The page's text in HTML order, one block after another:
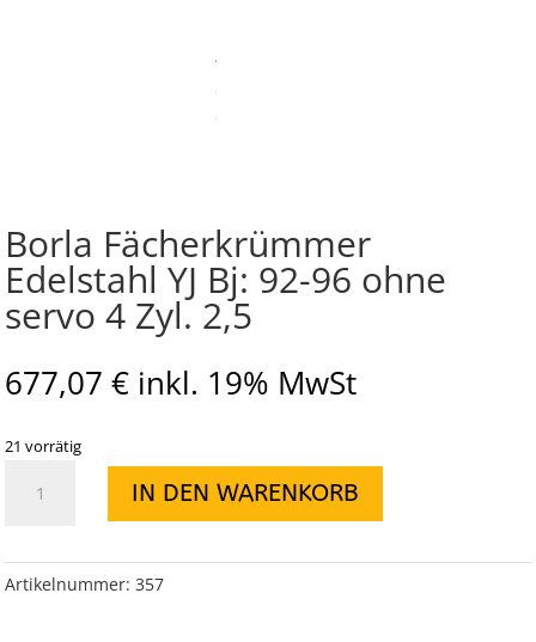
Borla Fächerkrümmer
Edelstahl YJ Bj: 92-96 ohne
servo 4 Zyl. 2,5
677,07 € inkl. 19% MwSt
21 vorrätig
Fächerkrümmer
Bj:
IN DEN WARENKORB
Artikelnummer: 357